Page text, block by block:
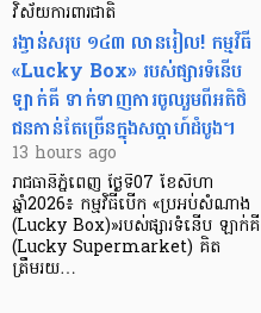
វិស័យការពារជាតិ
រង្វាន់សរុប ១៤៣ លានរៀល! កម្មវិធី
«Lucky Box» របស់ផ្សារទំនើប
ឡាក់គី ទាក់ទាញការចូលរួមពីអតិថិ
ជនកាន់តែច្រើនក្នុងសប្តាហ៍ដំបូង។
13 hours ago
រាជធានីភ្នំពេញ ថ្ងៃទី07 ខែសីហា
ឆ្នាំ2026៖ កម្មវិធីបើក «ប្រអប់សំណាង
(Lucky Box)»របស់ផ្សារទំនើប ឡាក់គី
(Lucky Supermarket) គិត
ត្រឹមរយ…